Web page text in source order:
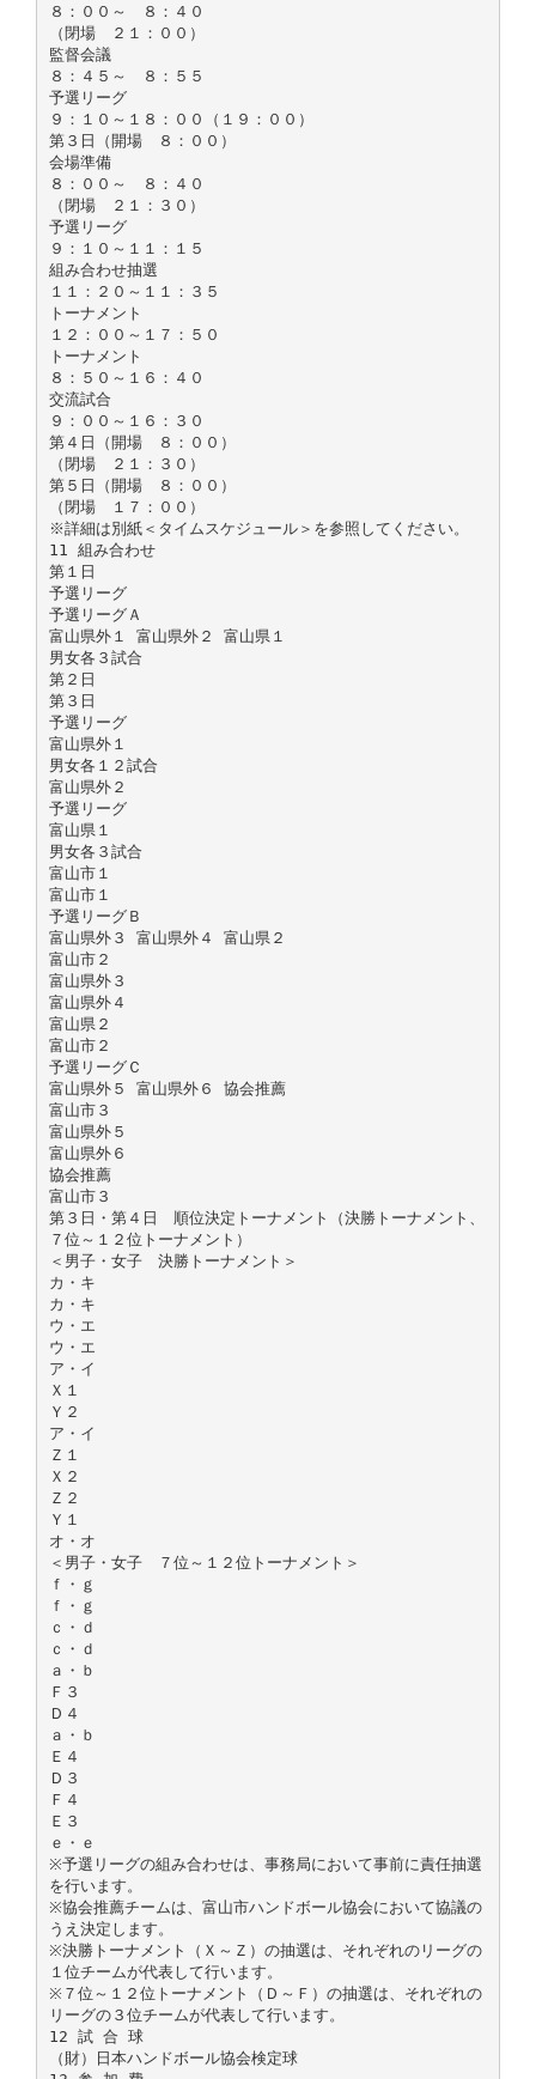
８：００～ ８：４０
（閉場 ２１：００）
監督会議
８：４５～ ８：５５
予選リーグ
９：１０～１８：００（１９：００）
第３日（開場 ８：００）
会場準備
８：００～ ８：４０
（閉場 ２１：３０）
予選リーグ
９：１０～１１：１５
組み合わせ抽選
１１：２０～１１：３５
トーナメント
１２：００～１７：５０
トーナメント
８：５０～１６：４０
交流試合
９：００～１６：３０
第４日（開場 ８：００）
（閉場 ２１：３０）
第５日（開場 ８：００）
（閉場 １７：００）
※詳細は別紙＜タイムスケジュール＞を参照してください。
11 組み合わせ
第１日
予選リーグ
予選リーグＡ
富山県外１ 富山県外２ 富山県１
男女各３試合
第２日
第３日
予選リーグ
富山県外１
男女各１２試合
富山県外２
予選リーグ
富山県１
男女各３試合
富山市１
富山市１
予選リーグＢ
富山県外３ 富山県外４ 富山県２
富山市２
富山県外３
富山県外４
富山県２
富山市２
予選リーグＣ
富山県外５ 富山県外６ 協会推薦
富山市３
富山県外５
富山県外６
協会推薦
富山市３
第３日・第４日 順位決定トーナメント（決勝トーナメント、
７位～１２位トーナメント）
＜男子・女子 決勝トーナメント＞
カ・キ
カ・キ
ウ・エ
ウ・エ
ア・イ
Ｘ１
Ｙ２
ア・イ
Ｚ１
Ｘ２
Ｚ２
Ｙ１
オ・オ
＜男子・女子 ７位～１２位トーナメント＞
ｆ・ｇ
ｆ・ｇ
ｃ・ｄ
ｃ・ｄ
ａ・ｂ
Ｆ３
Ｄ４
ａ・ｂ
Ｅ４
Ｄ３
Ｆ４
Ｅ３
ｅ・ｅ
※予選リーグの組み合わせは、事務局において事前に責任抽選
を行います。
※協会推薦チームは、富山市ハンドボール協会において協議の
うえ決定します。
※決勝トーナメント（Ｘ～Ｚ）の抽選は、それぞれのリーグの
１位チームが代表して行います。
※７位～１２位トーナメント（Ｄ～Ｆ）の抽選は、それぞれの
リーグの３位チームが代表して行います。
12 試 合 球
（財）日本ハンドボール協会検定球